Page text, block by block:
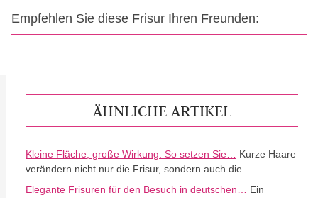
Empfehlen Sie diese Frisur Ihren Freunden:
ÄHNLICHE ARTIKEL
Kleine Fläche, große Wirkung: So setzen Sie…
Kurze Haare
verändern nicht nur die Frisur, sondern auch die…
Elegante Frisuren für den Besuch in deutschen…
Ein